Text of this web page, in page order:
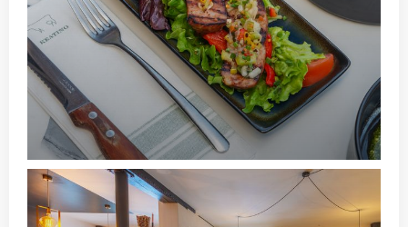
Keating Steak and Wine House